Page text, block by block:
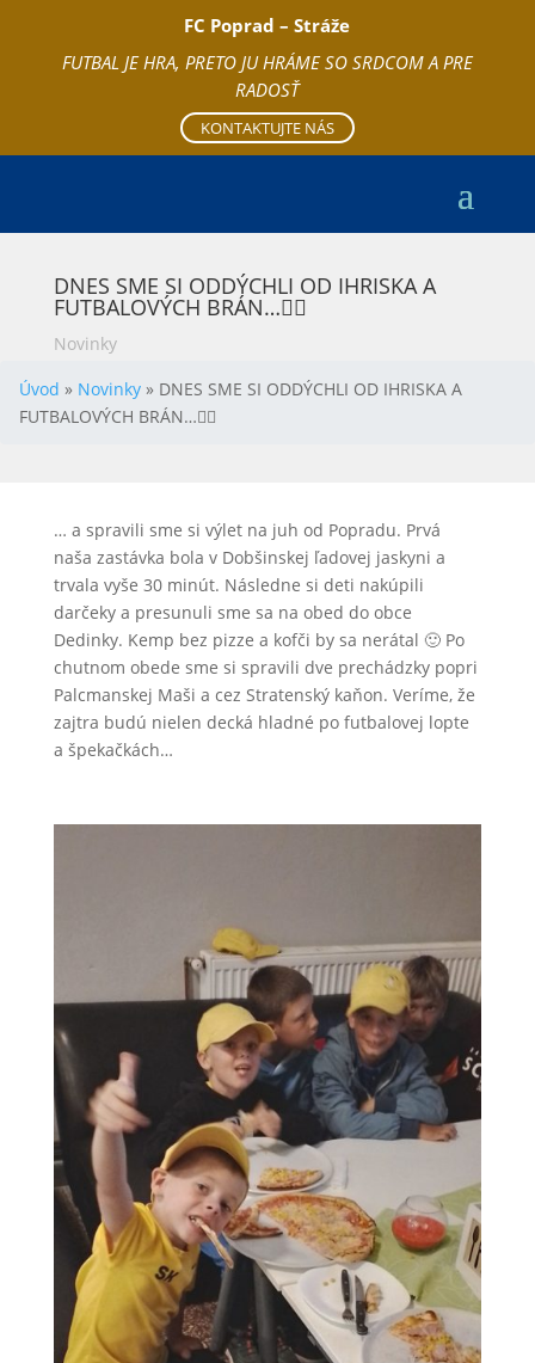
FC Poprad – Stráže
FUTBAL JE HRA, PRETO JU HRÁME SO SRDCOM A PRE
RADOSŤ
KONTAKTUJTE NÁS
DNES SME SI ODDÝCHLI OD IHRISKA A
FUTBALOVÝCH BRÁN…🚶‍♂️
Novinky
Úvod » Novinky » DNES SME SI ODDÝCHLI OD IHRISKA A
FUTBALOVÝCH BRÁN…🚶‍♂️
… a spravili sme si výlet na juh od Popradu. Prvá
naša zastávka bola v Dobšinskej ľadovej jaskyni a
trvala vyše 30 minút. Následne si deti nakúpili
darčeky a presunuli sme sa na obed do obce
Dedinky. Kemp bez pizze a kofči by sa nerátal 🙂 Po
chutnom obede sme si spravili dve prechádzky popri
Palcmanskej Maši a cez Stratenský kaňon. Veríme, že
zajtra budú nielen decká hladné po futbalovej lopte
a špekačkách…